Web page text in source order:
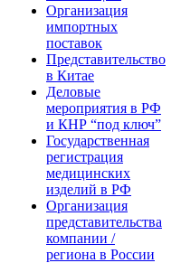
Организация
импортных
поставок
Представительство
в Китае
Деловые
мероприятия в РФ
и КНР “под ключ”
Государственная
регистрация
медицинских
изделий в РФ
Организация
представительства
компании /
региона в России